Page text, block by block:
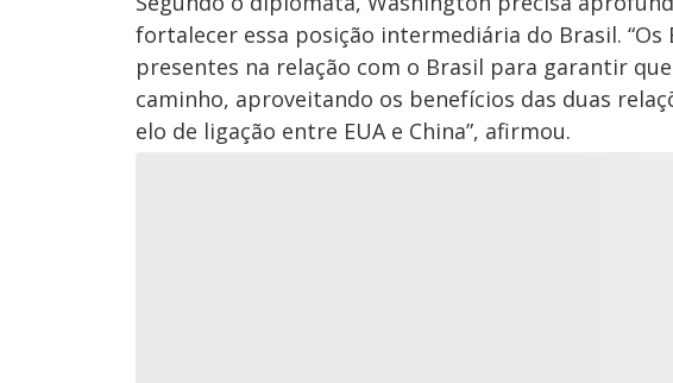
fortalecer essa posição intermediária do Brasil.
presentes na relação com o Brasil para garantir
caminho, aproveitando os benefícios das duas
elo de ligação entre EUA e China”, afirmou.